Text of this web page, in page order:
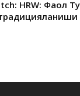
HRW: Фаол